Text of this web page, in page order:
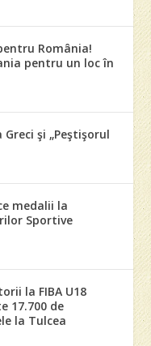
România!
pentru un loc în
şi „Peştişorul
medalii la
Sportive
la FIBA U18
17.700 de
la Tulcea